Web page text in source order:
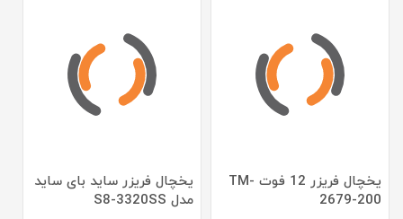
یخچال فریزر 12 فوت TM-
2679-200
یخچال فریزر ساید بای ساید
مدل S8-3320SS